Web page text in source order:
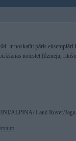
ir noskatīti pāris
notestēt (dzinēju,
ALPINA/ Land Rover/